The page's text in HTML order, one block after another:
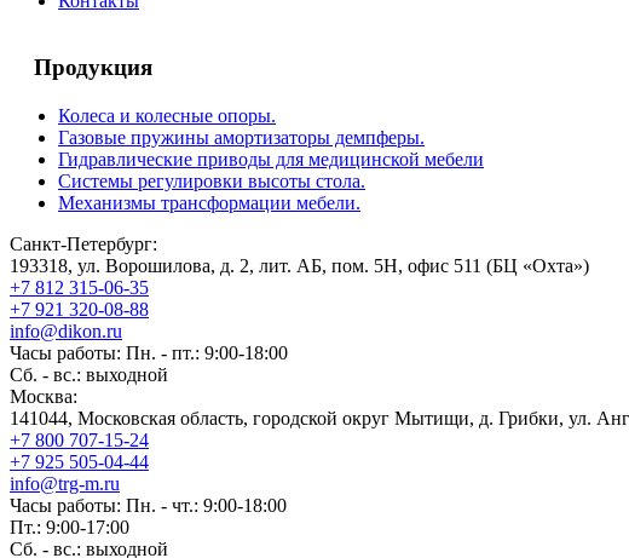
Продукция
Колеса и колесные опоры.
Газовые пружины амортизаторы демпферы.
Гидравлические приводы для медицинской мебели
Системы регулировки высоты стола.
Механизмы трансформации мебели.
Санкт-Петербург:
193318, ул. Ворошилова, д. 2, лит. АБ, пом. 5Н, офис 511 (БЦ «Охта»)
+7 812 315-06-35
+7 921 320-08-88
info@dikon.ru
Часы работы: Пн. - пт.: 9:00-18:00
Сб. - вс.: выходной
Москва:
141044, Московская область, городской округ Мытищи, д. Грибки, ул.
+7 800 707-15-24
+7 925 505-04-44
info@trg-m.ru
Часы работы: Пн. - чт.: 9:00-18:00
Пт.: 9:00-17:00
Сб. - вс.: выходной